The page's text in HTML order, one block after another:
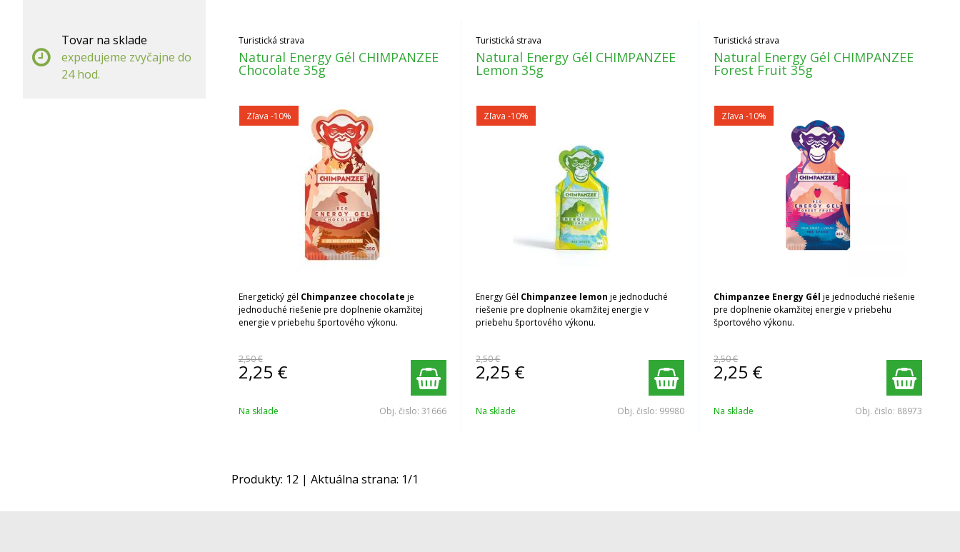
Turistická strava
Natural Energy Gél CHIMPANZEE
Chocolate 35g
Zľava -10%
Energetický gél Chimpanzee chocolate je
jednoduché riešenie pre doplnenie okamžitej
energie v priebehu športového výkonu.
2,50 €
2,25 €
Na sklade Obj. čislo:31666
Turistická strava
Natural Energy Gél CHIMPANZEE
Lemon 35g
Zľava -10%
Energy Gél Chimpanzee lemon je jednoduché
riešenie pre doplnenie okamžitej energie v
priebehu športového výkonu.
2,50 €
2,25 €
Na sklade Obj. čislo: 99980
Turistická strava
Natural Energy Gél CHIMPANZEE
Forest Fruit 35g
Zľava -10%
Chimpanzee Energy Gél je jednoduché riešenie
pre doplnenie okamžitej energie v priebehu
športového výkonu.
2,50 €
2,25 €
Na sklade Obj. čislo: 88973
Produkty: 12 | Aktuálna strana: 1/1
Tovar na sklade
expedujeme zvyčajne do
24 hod.